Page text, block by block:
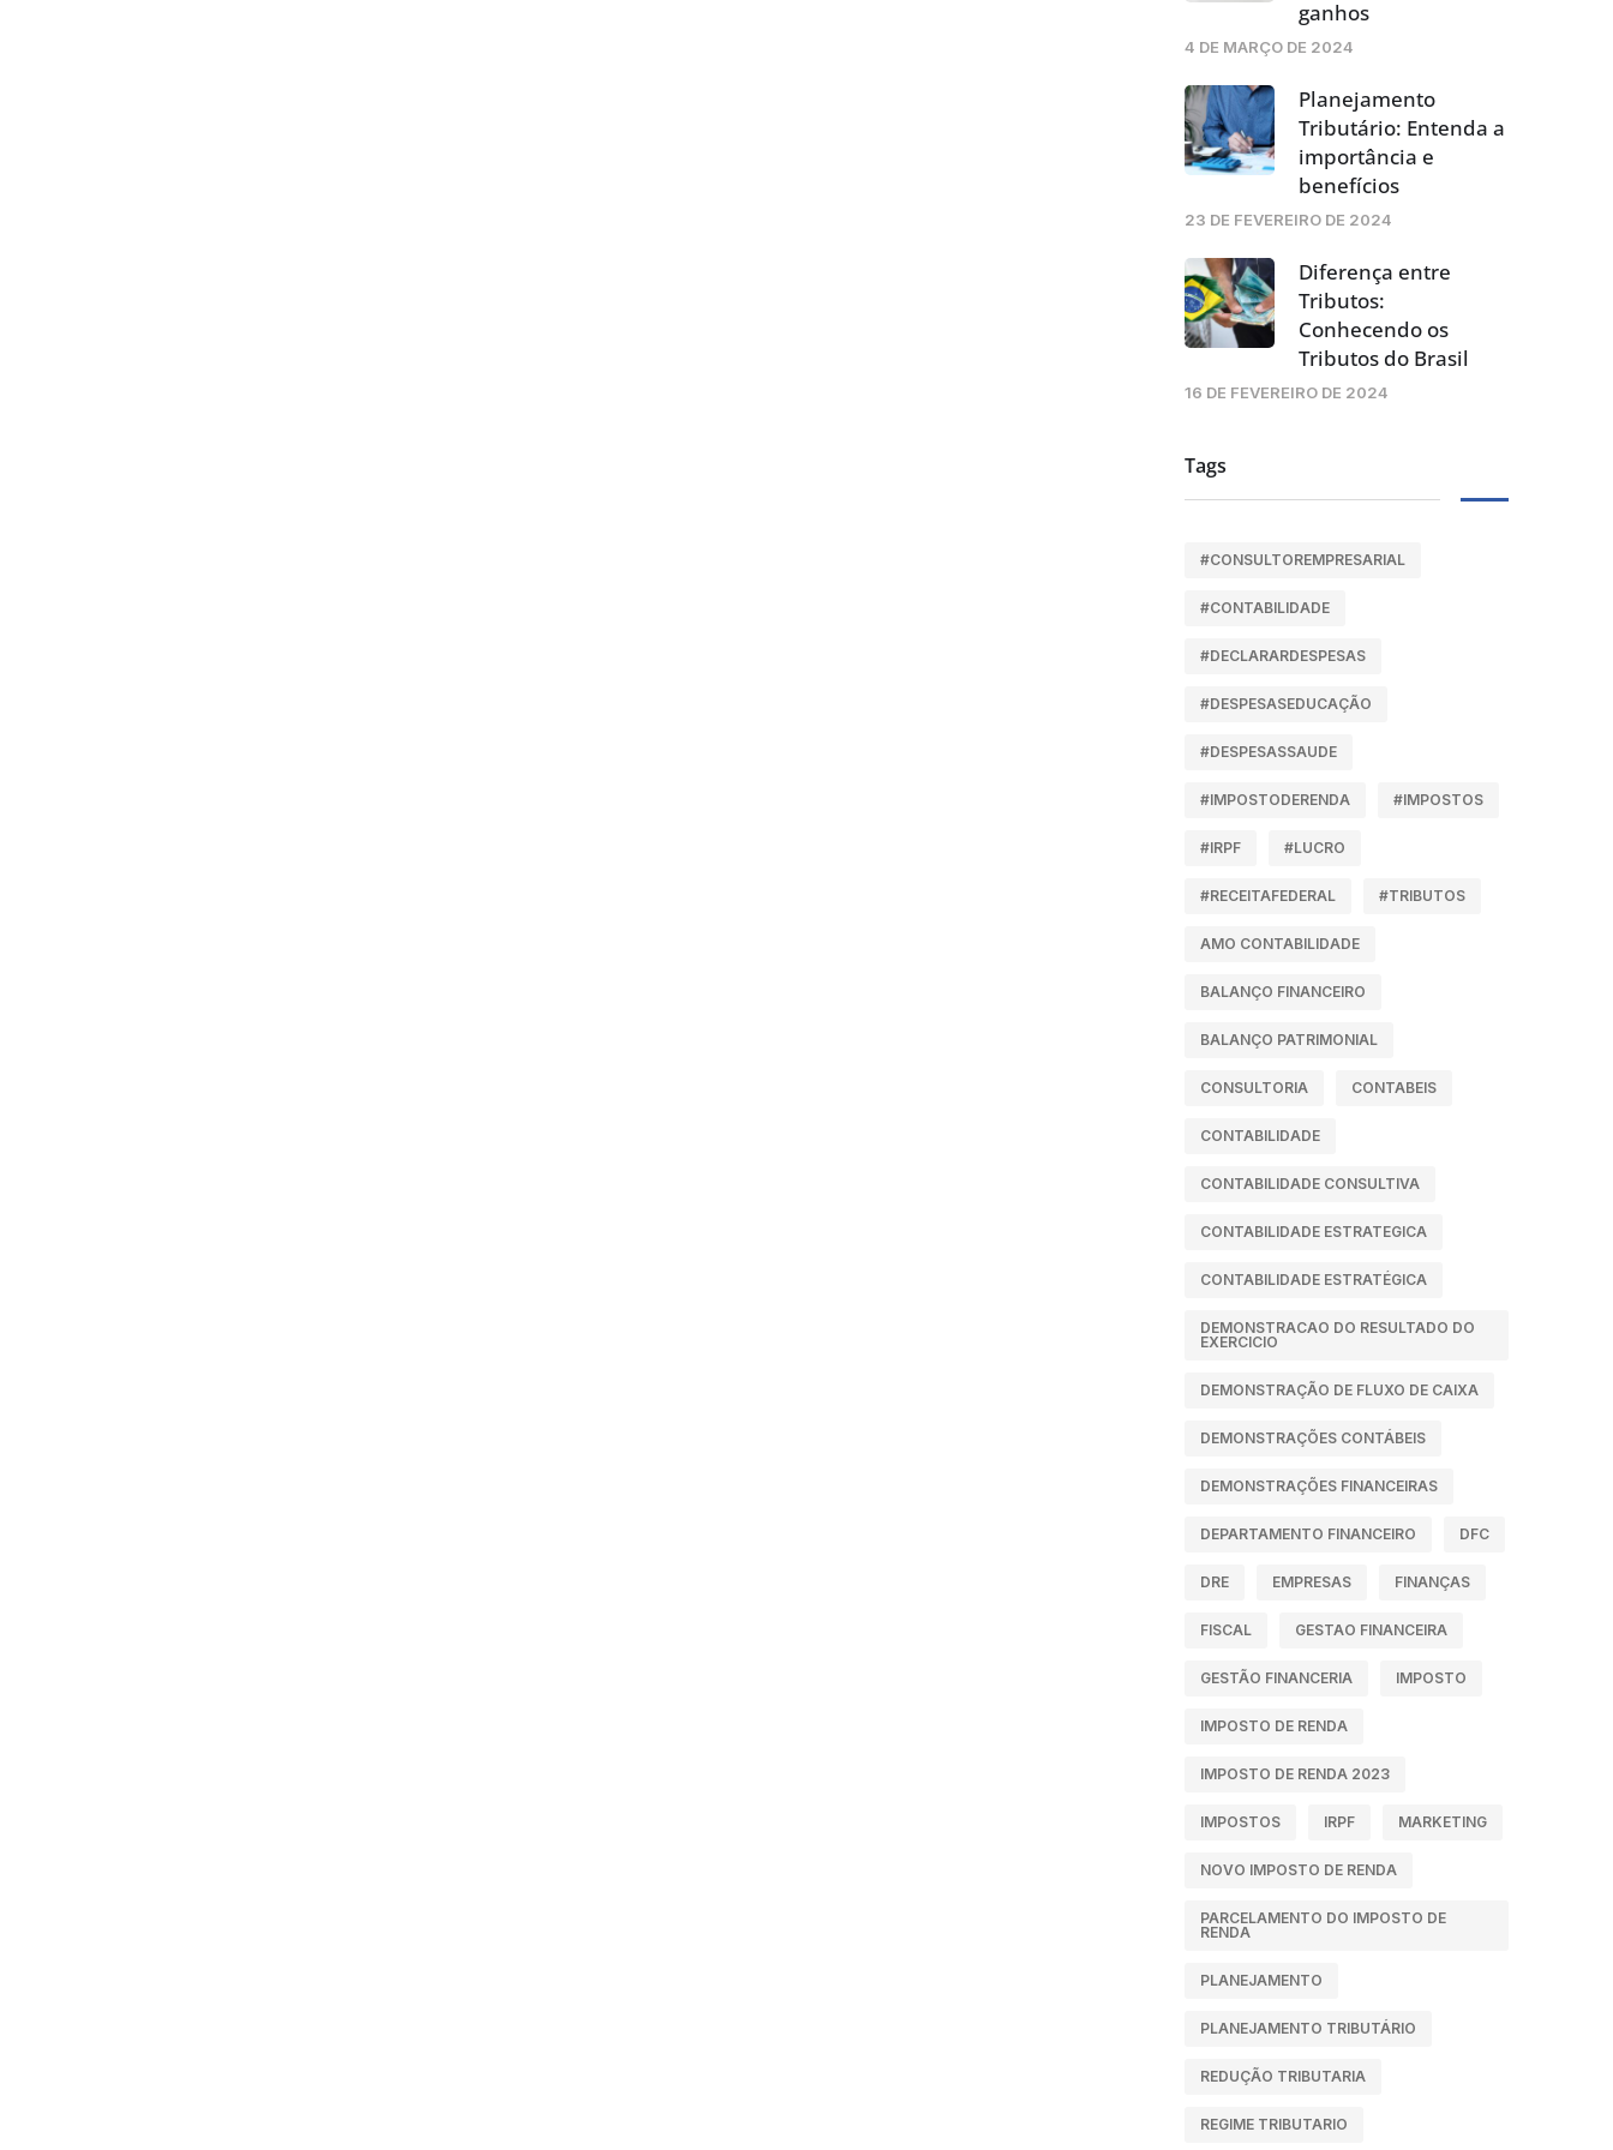
ganhos
4 DE MARÇO DE 2024
Planejamento
Tributário: Entenda a
importância e
benefícios
23 DE FEVEREIRO DE 2024
Diferença entre
Tributos:
Conhecendo os
Tributos do Brasil
16 DE FEVEREIRO DE 2024
Tags
#CONSULTOREMPRESARIAL
#CONTABILIDADE
#DECLARARDESPESAS
#DESPESASEDUCAÇÃO
#DESPESASSAUDE
#IMPOSTODERENDA #IMPOSTOS
#IRPF #LUCRO
#RECEITAFEDERAL #TRIBUTOS
AMO CONTABILIDADE
BALANÇO FINANCEIRO
BALANÇO PATRIMONIAL
CONSULTORIA CONTABEIS
CONTABILIDADE
CONTABILIDADE CONSULTIVA
CONTABILIDADE ESTRATEGICA
CONTABILIDADE ESTRATÉGICA
DEMONSTRACAO DO RESULTADO DO
EXERCICIO
DEMONSTRAÇÃO DE FLUXO DE CAIXA
DEMONSTRAÇÕES CONTÁBEIS
DEMONSTRAÇÕES FINANCEIRAS
DEPARTAMENTO FINANCEIRO DFC
DRE EMPRESAS FINANÇAS
FISCAL GESTAO FINANCEIRA
GESTÃO FINANCERIA IMPOSTO
IMPOSTO DE RENDA
IMPOSTO DE RENDA 2023
IMPOSTOS IRPF MARKETING
NOVO IMPOSTO DE RENDA
PARCELAMENTO DO IMPOSTO DE
RENDA
PLANEJAMENTO
PLANEJAMENTO TRIBUTÁRIO
REDUÇÃO TRIBUTARIA
REGIME TRIBUTARIO